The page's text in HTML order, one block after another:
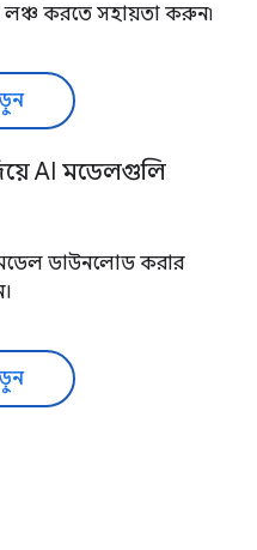
লঞ্চ করতে সহায়তা করুন৷
AI মডেলগুলি
মডেল ডাউনলোড করার